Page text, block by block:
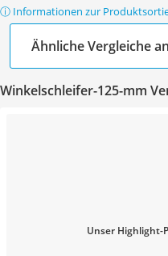
ⓘ Informationen zur
Ähnliche Vergleiche
Winkelschleifer-125-mm
Unser Highlight-